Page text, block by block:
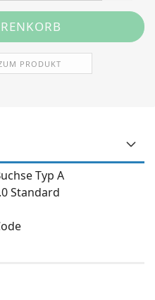
PRODUKT
Typ A
Standard